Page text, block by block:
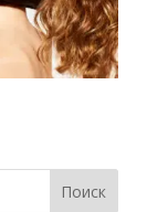
Поиск